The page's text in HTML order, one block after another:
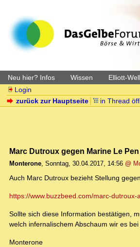
Neu hier? Infos Wissen Elliott-
Login
zurück zur Hauptseite
in Thread
Marc Dutroux gegen Marine Le Pen
Monterone, Sonntag, 30.04.2017, 14:56 @
Auch Marc Dutroux bezieht Stellung
https://www.buzzbeed.com/marc-
Sollte sich diese Information bestätigen,
welch infernalischem Abschaum wir es
Monterone